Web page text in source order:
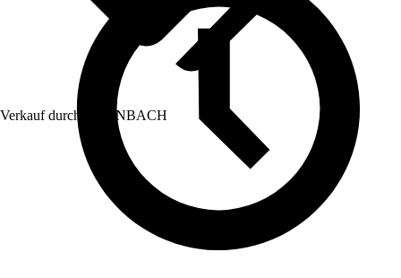
Verkauf durch: HORNBACH